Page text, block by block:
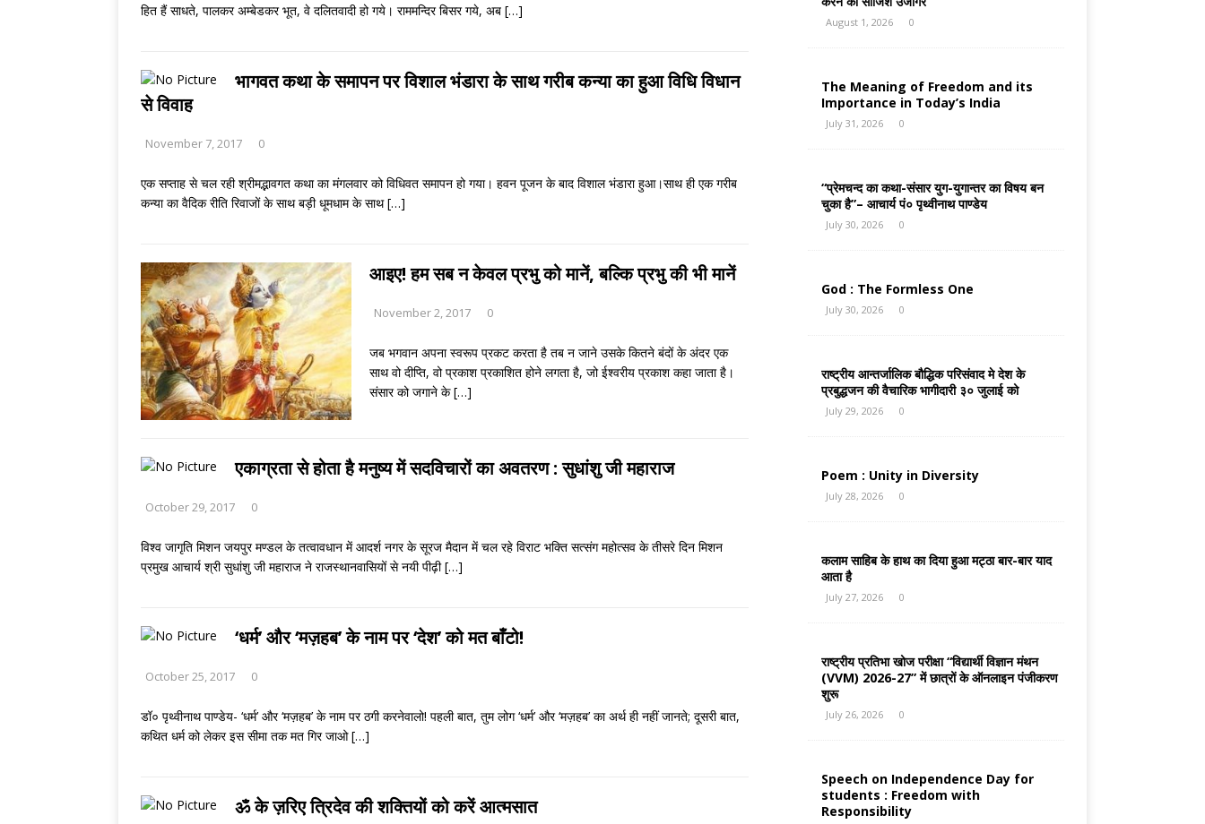
हित हैं साधते, पालकर अम्बेडकर भूत, वे दलितवादी हो गये। राममन्दिर बिसर गये, अब […]
भागवत कथा के समापन पर विशाल भंडारा के साथ गरीब कन्या का हुआ विधि विधान
से विवाह
November 7, 2017 0
एक सप्ताह से चल रही श्रीमद्भावगत कथा का मंगलवार को विधिवत समापन हो गया। हवन पूजन के बाद विशाल भंडारा हुआ।साथ ही एक गरीब
कन्या का वैदिक रीति रिवाजों के साथ बड़ी धूमधाम के साथ[…]
आइए! हम सब न केवल प्रभु को मानें, बल्कि प्रभु की भी मानें
November 2, 2017 0
जब भगवान अपना स्वरूप प्रकट करता है तब न जाने उसके कितने बंदों के अंदर एक
साथ वो दीप्ति, वो प्रकाश प्रकाशित होने लगता है, जो ईश्वरीय प्रकाश कहा जाता है।
संसार को जगाने के[…]
एकाग्रता से होता है मनुष्य में सदविचारों का अवतरण : सुधांशु जी महाराज
October 29, 2017 0
विश्व जागृति मिशन जयपुर मण्डल के तत्वावधान में आदर्श नगर के सूरज मैदान में चल रहे विराट भक्ति सत्संग महोत्सव के तीसरे दिन मिशन
प्रमुख आचार्य श्री सुधांशु जी महाराज ने राजस्थानवासियों से नयी पीढ़ी[…]
‘धर्म’ और ‘मज़हब’ के नाम पर ‘देश’ को मत बाँटो!
October 25, 2017 0
डॉ० पृथ्वीनाथ पाण्डेय- ‘धर्म’ और ‘मज़हब’ के नाम पर ठगी करनेवालो! पहली बात, तुम लोग ‘धर्म’ और ‘मज़हब’ का अर्थ ही नहीं जानते; दूसरी बात,
कथित धर्म को लेकर इस सीमा तक मत गिर जाओ[…]
ॐ के ज़रिए त्रिदेव की शक्तियों को करें आत्मसात
August 1, 2026 0
The Meaning of Freedom and its
Importance in Today’s India
July 31, 2026 0
“प्रेमचन्द का कथा-संसार युग-युगान्तर का विषय बन
चुका है”– आचार्य पं० पृथ्वीनाथ पाण्डेय
July 30, 2026 0
God : The Formless One
July 30, 2026 0
राष्ट्रीय आन्तर्जालिक बौद्धिक परिसंवाद मे देश के
प्रबुद्धजन की वैचारिक भागीदारी ३० जुलाई को
July 29, 2026 0
Poem : Unity in Diversity
July 28, 2026 0
कलाम साहिब के हाथ का दिया हुआ मट्ठा बार-बार याद
आता है
July 27, 2026 0
राष्ट्रीय प्रतिभा खोज परीक्षा “विद्यार्थी विज्ञान मंथन
(VVM) 2026-27” में छात्रों के ऑनलाइन पंजीकरण
शुरू
July 26, 2026 0
Speech on Independence Day for
students : Freedom with
Responsibility